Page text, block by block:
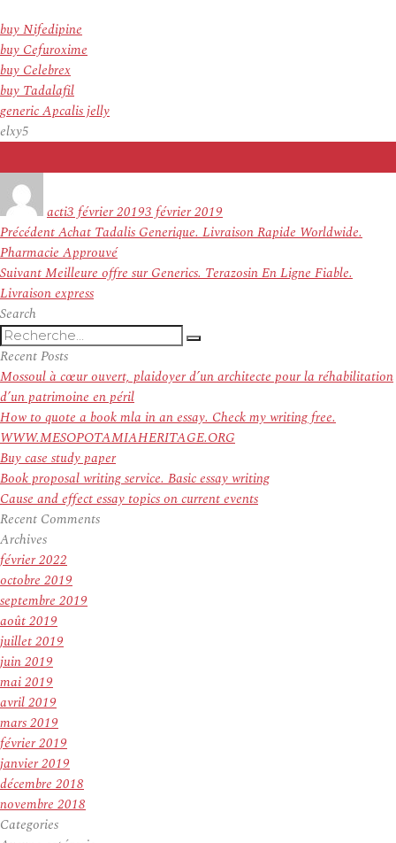
buy Nifedipine
buy Cefuroxime
buy Celebrex
buy Tadalafil
generic Apcalis jelly
elxy5
actile
3 février 20193 février 2019
Navigation
de
l’article
PrécédentArticle
précédent :
Achat Tadalis Generique. Livraison Rapide Worldwide.
Pharmacie Approuvé
SuivantArticle
suivant :
Meilleure offre sur Generics. Terazosin En Ligne Fiable.
Livraison express
Search
Recherche
pour
:
Recherche
Recent Posts
Mossoul à cœur ouvert, plaidoyer d’un architecte pour la réhabilitation
d’un patrimoine en péril
How to quote a book mla in an essay. Check my writing free.
WWW.MESOPOTAMIAHERITAGE.ORG
Buy case study paper
Book proposal writing service. Basic essay writing
Cause and effect essay topics on current events
Recent Comments
Archives
février 2022
octobre 2019
septembre 2019
août 2019
juillet 2019
juin 2019
mai 2019
avril 2019
mars 2019
février 2019
janvier 2019
décembre 2018
novembre 2018
Categories